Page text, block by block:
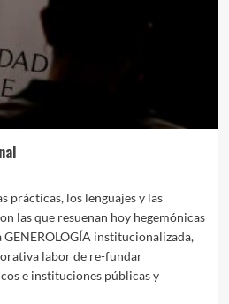
prácticas, los lenguajes y las
las que resuenan hoy hegemónicas
institucionalizada,
labor de re-fundar
e instituciones públicas y